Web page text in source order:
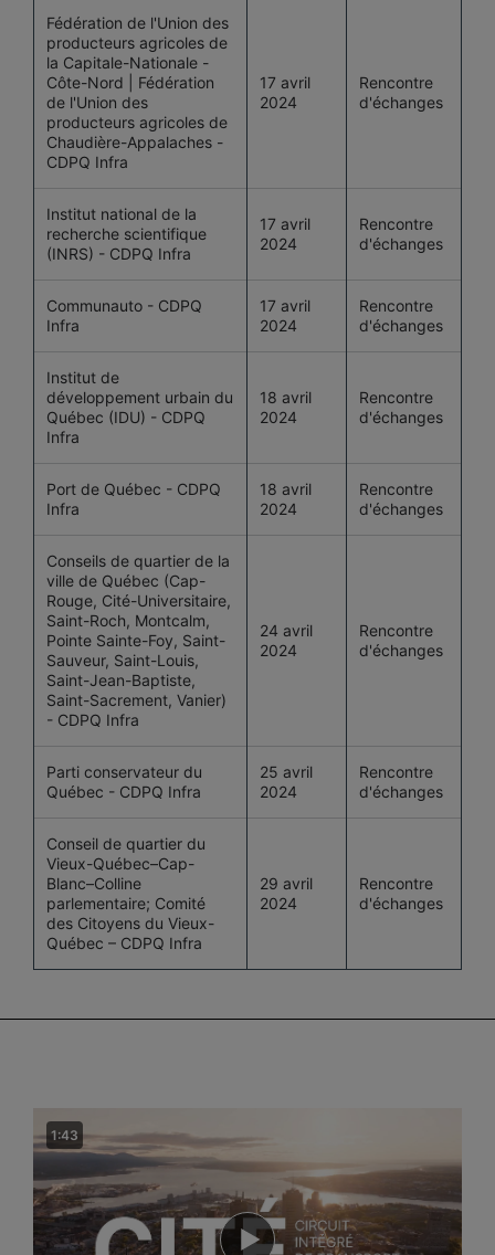
Fédération de l'Union des
producteurs agricoles de
la Capitale-Nationale -
Côte-Nord | Fédération
de l'Union des
producteurs agricoles de
Chaudière-Appalaches -
CDPQ Infra
17 avril
2024
Rencontre
d'échanges
Institut national de la
recherche scientifique
(INRS) - CDPQ Infra
17 avril
2024
Rencontre
d'échanges
Communauto - CDPQ
Infra
17 avril
2024
Rencontre
d'échanges
Institut de
développement urbain du
Québec (IDU) - CDPQ
Infra
18 avril
2024
Rencontre
d'échanges
Port de Québec - CDPQ
Infra
18 avril
2024
Rencontre
d'échanges
Conseils de quartier de la
ville de Québec (Cap-
Rouge, Cité-Universitaire,
Saint-Roch, Montcalm,
Pointe Sainte-Foy, Saint-
Sauveur, Saint-Louis,
Saint-Jean-Baptiste,
Saint-Sacrement, Vanier)
- CDPQ Infra
24 avril
2024
Rencontre
d'échanges
Parti conservateur du
Québec - CDPQ Infra
25 avril
2024
Rencontre
d'échanges
Conseil de quartier du
Vieux-Québec–Cap-
Blanc–Colline
parlementaire; Comité
des Citoyens du Vieux-
Québec – CDPQ Infra
29 avril
2024
Rencontre
d'échanges
1:43